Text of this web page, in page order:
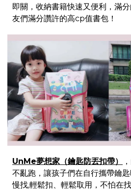
即關，收納書籍快速又便利，滿
友們滿分讚許的高cp值書包！
UnMe夢想家（鑰匙防丟扣帶）
不亂跑，讓孩子們在自行攜帶鑰
慢找,輕鬆扣、輕鬆取用，不怕在